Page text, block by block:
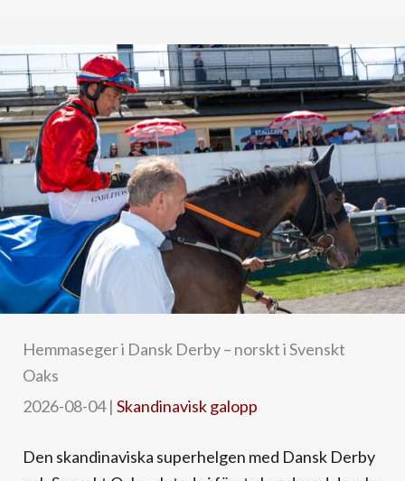
Hemmaseger i Dansk Derby – norskt i Svenskt
Oaks
2026-08-04| Skandinavisk galopp
Den skandinaviska superhelgen med Dansk Derby